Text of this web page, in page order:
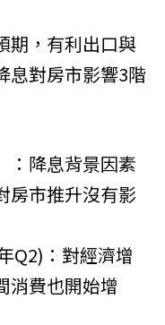
期，有利出口與
息對房市影響3階
：降息背景因素
房市推升沒有影
Q2)：對經濟增
消費也開始增